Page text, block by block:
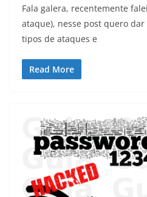
Fala galera, recentemente
ataque), nesse post quero
tipos de ataques e
Read More